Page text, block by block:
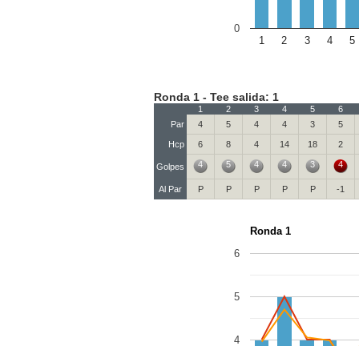
1 2 3 4 5
0
Ronda 1 - Tee salida: 1
1 2 3 4 5
6
Par
4 5 4 4 3 5
Hcp 6 8 4 14 18 2
Golpes 4 5 4 4 3 4
Al Par P P P P P -1
Ronda 1
4
5
6